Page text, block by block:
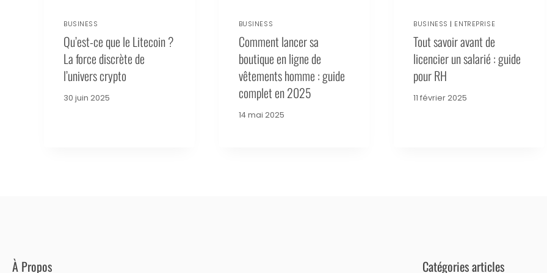
BUSINESS
Qu’est-ce que le Litecoin ?
La force discrète de
l’univers crypto
30 juin 2025
BUSINESS
Comment lancer sa
boutique en ligne de
vêtements homme : guide
complet en 2025
14 mai 2025
BUSINESS | ENTREPRISE
Tout savoir avant de
licencier un salarié : guide
pour RH
11 février 2025
À Propos Catégories articles